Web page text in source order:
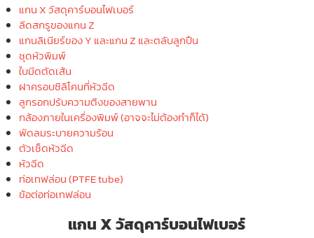
แกน X วัสดุคาร์บอนไฟเบอร์
ลีดสกรูของแกน Z
แกนลิเนียร์ของ Y และแกน Z และตลับลูกปืน
ชุดหัวพิมพ์
ใบมีดตัดเส้น
ฝาครอบซิลิโคนที่หัวฉีด
ลูกรอกปรับความตึงของสายพาน
กล้องภายในเครื่องพิมพ์ (อาจจะไม่ต้องทำก็ได้)
พัดลมระบายความร้อน
ตัวเช็ดหัวฉีด
หัวฉีด
ท่อเทฟล่อน (PTFE tube)
ข้อต่อท่อเทฟล่อน
แกน X วัสดุคาร์บอนไฟเบอร์